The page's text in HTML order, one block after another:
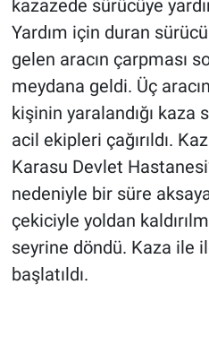
kazazede sürücüye
Yardım için duran
gelen aracın çarpması
meydana geldi. Üç
kişinin yaralandığı kaza
acil ekipleri çağırıldı.
Karasu Devlet
nedeniyle bir süre
çekiciyle yoldan
seyrine döndü. Kaza ile
başlatıldı.